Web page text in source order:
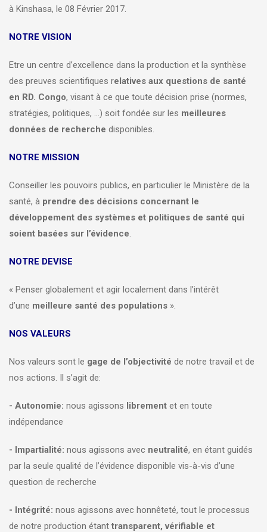
à Kinshasa, le 08 Février 2017.
NOTRE VISION
Etre un centre d’excellence dans la production et la synthèse
des preuves scientifiques relatives aux questions de santé
en RD. Congo, visant à ce que toute décision prise (normes,
stratégies, politiques, …) soit fondée sur les meilleures
données de recherche disponibles.
NOTRE MISSION
Conseiller les pouvoirs publics, en particulier le Ministère de la
santé, à prendre des décisions concernant le
développement des systèmes et politiques de santé qui
soient basées sur l’évidence.
NOTRE DEVISE
« Penser globalement et agir localement dans l’intérêt
d’une meilleure santé des populations ».
NOS VALEURS
Nos valeurs sont le gage de l’objectivité de notre travail et de
nos actions. Il s’agit de:
- Autonomie: nous agissons librement et en toute
indépendance
- Impartialité: nous agissons avec neutralité, en étant guidés
par la seule qualité de l’évidence disponible vis-à-vis d’une
question de recherche
- Intégrité: nous agissons avec honnêteté, tout le processus
de notre production étant transparent, vérifiable et